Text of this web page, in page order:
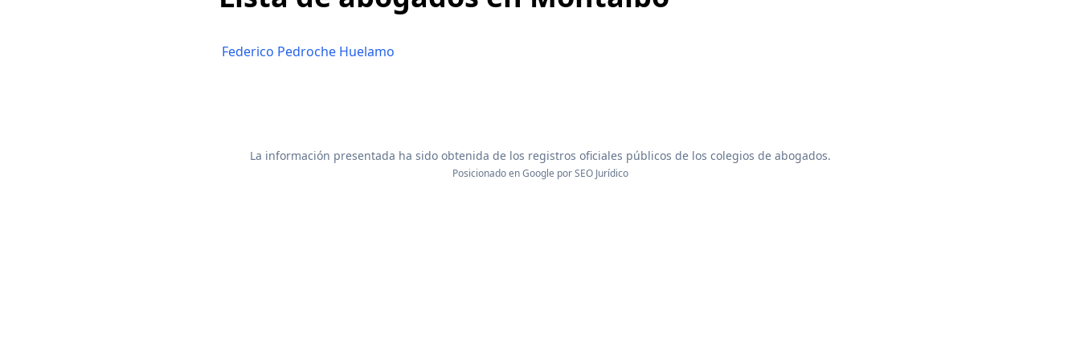
Federico Pedroche Huelamo
La información presentada ha sido obtenida de los registros oficiales públicos de los colegios de abogados.
Posicionado en Google porSEO Jurídico